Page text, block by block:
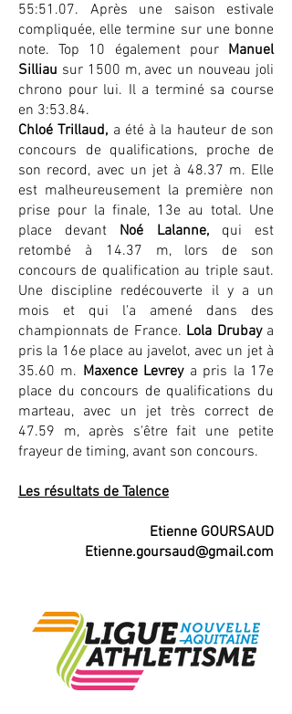
55:51.07. Après une saison estivale
compliquée, elle termine sur une bonne
note. Top 10 également pour Manuel
Silliau sur 1500 m, avec un nouveau joli
chrono pour lui. Il a terminé sa course
en 3:53.84.
Chloé Trillaud, a été à la hauteur de son
concours de qualifications, proche de
son record, avec un jet à 48.37 m. Elle
est malheureusement la première non
prise pour la finale, 13e au total. Une
place devant Noé Lalanne,qui est
retombé à 14.37 m, lors de son
concours de qualification au triple saut.
Une discipline redécouverte il y a un
mois et qui l'a amené dans des
championnats de France. Lola Drubay a
pris la 16e place au javelot, avec un jet à
35.60 m. Maxence Levreya pris la 17e
place du concours de qualifications du
marteau, avec un jet très correct de
47.59 m, après s'être fait une petite
frayeur de timing, avant son concours.
Les résultats de Talence
Etienne GOURSAUD
Etienne.goursaud@gmail.com